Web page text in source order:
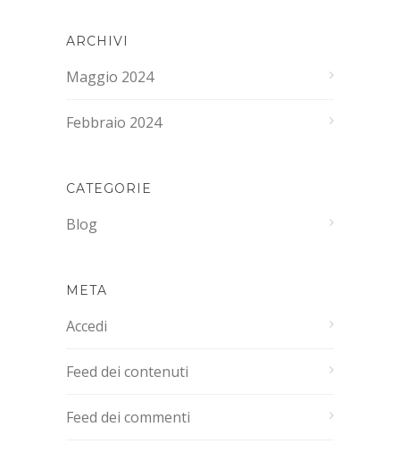
ARCHIVI
Maggio 2024
Febbraio 2024
CATEGORIE
Blog
META
Accedi
Feed dei contenuti
Feed dei commenti